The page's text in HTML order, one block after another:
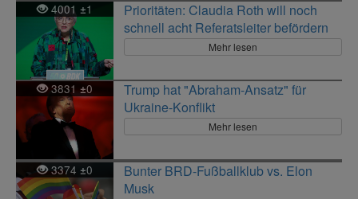
4001 ±1
Prioritäten: Claudia Roth will noch
schnell acht Referatsleiter befördern
Mehr lesen
3831±0
Trump hat "Abraham-Ansatz" für
Ukraine-Konflikt
Mehr lesen
3374 ±0
Bunter BRD-Fußballklub vs. Elon
Musk